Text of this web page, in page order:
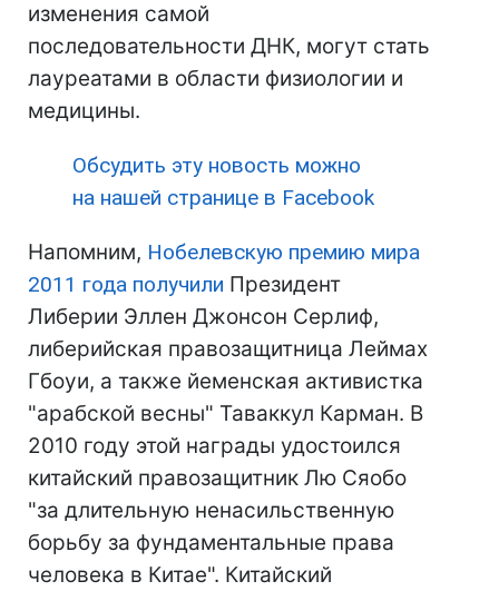
изменения самой
последовательности ДНК, могут стать
лауреатами в области физиологии и
медицины.
Обсудить эту новость можно
на нашей странице в Facebook
Напомним, Нобелевскую премию мира
2011 года получили Президент
Либерии Эллен Джонсон Серлиф,
либерийская правозащитница Леймах
Гбоуи, а также йеменская активистка
"арабской весны" Таваккул Карман. В
2010 году этой награды удостоился
китайский правозащитник Лю Сяобо
"за длительную ненасильственную
борьбу за фундаментальные права
человека в Китае". Китайский